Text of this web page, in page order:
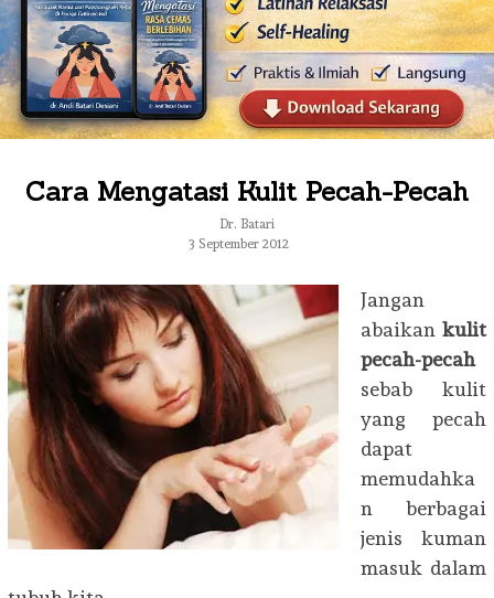
Cara Mengatasi Kulit Pecah-Pecah
Dr. Batari
3 September 2012
Jangan
abaikan kulit
pecah-pecah
sebab kulit
yang pecah
dapat
memudahka
n berbagai
jenis kuman
masuk dalam